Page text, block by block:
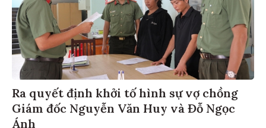
Ra quyết định khởi tố hình sự vợ chồng
Giám đốc Nguyễn Văn Huy và Đỗ Ngọc
Ánh